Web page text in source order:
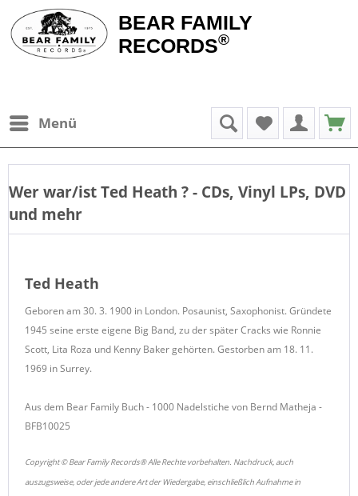
BEAR FAMILY
RECORDS®
Menü
Wer war/istTed Heath ? - CDs, Vinyl LPs, DVD
und mehr
Ted Heath
Geboren am 30. 3. 1900 in London. Posaunist, Saxophonist. Gründete
1945 seine erste eigene Big Band, zu der später Cracks wie Ronnie
Scott, Lita Roza und Kenny Baker gehörten. Gestorben am 18. 11.
1969 in Surrey.
Aus dem Bear Family Buch - 1000 Nadelstiche von Bernd Matheja -
BFB10025
Copyright © Bear Family Records® Alle Rechte vorbehalten. Nachdruck, auch
auszugsweise, oder jede andere Art der Wiedergabe, einschließlich Aufnahme in